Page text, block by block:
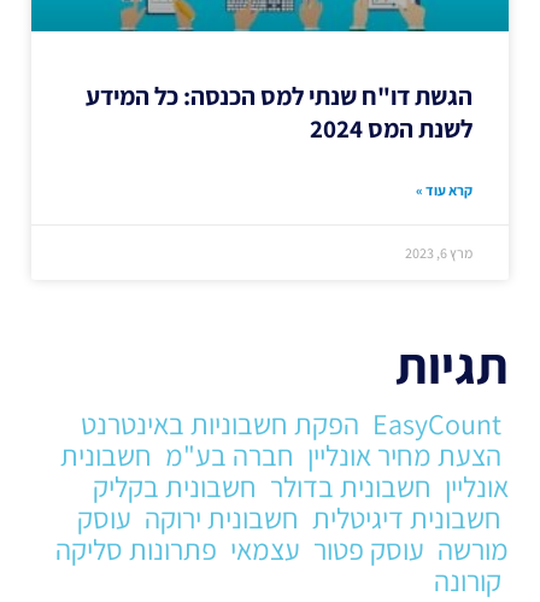
הגשת דו"ח שנתי למס הכנסה: כל המידע
לשנת המס 2024
קרא עוד »
מרץ 6, 2023
תגיות
EasyCount הפקת חשבוניות באינטרנט
הצעת מחיר אונליין חברה בע"מ חשבונית
אונליין חשבונית בדולר חשבונית בקליק
חשבונית דיגיטלית חשבונית ירוקה עוסק
מורשה עוסק פטור עצמאי פתרונות סליקה
קורונה